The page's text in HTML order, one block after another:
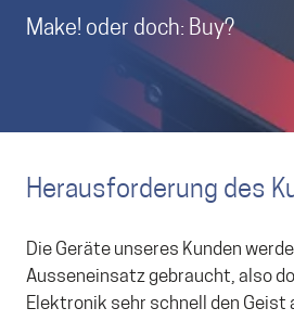
Make! oder doch: Buy?
Herausforderung des
Die Geräte unseres Kunden
Ausseneinsatz gebraucht, also
Elektronik sehr schnell den Geist